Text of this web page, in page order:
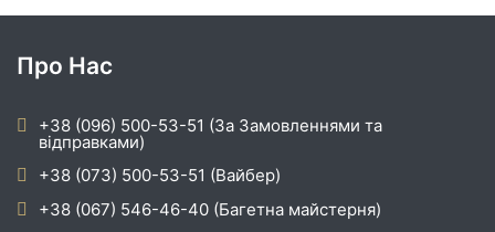
Про Нас
+38 (096) 500-53-51 (За Замовленнями та
відправками)
+38 (073) 500-53-51 (Вайбер)
+38 (067) 546-46-40 (Багетна майстерня)